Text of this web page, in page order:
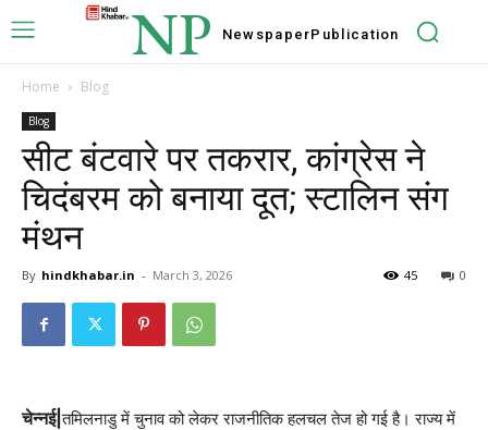
NP NewspaperPublication
Home Blog
Blog
सीट बंटवारे पर तकरार, कांग्रेस ने
चिदंबरम को बनाया दूत; स्टालिन संग
मंथन
By hindkhabar.in - March 3, 2026 0
45
चेन्नई|तमिलनाडु में चुनाव को लेकर राजनीतिक हलचल तेज हो गई है। राज्य में